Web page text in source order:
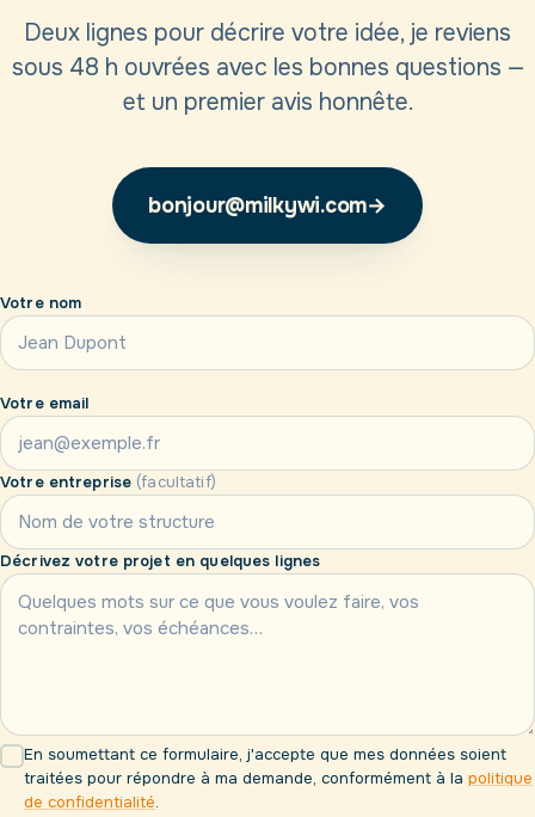
Deux lignes pour décrire votre idée, je reviens
sous 48 h ouvrées avec les bonnes questions —
et un premier avis honnête.
bonjour@milkywi.com→
Votre nom
Votre email
Votre entreprise (facultatif)
Décrivez votre projet en quelques lignes
En soumettant ce formulaire, j'accepte que mes données soient
traitées pour répondre à ma demande, conformément à la politique
de confidentialité.